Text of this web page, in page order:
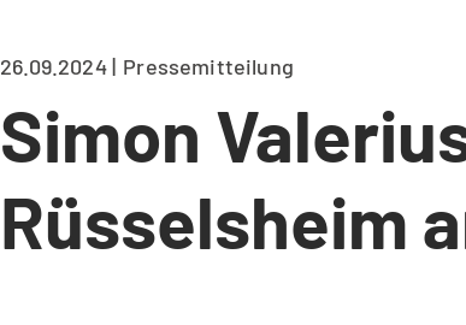
26.09.2024 Pressemitteilung
Simon
Rüsselsheim